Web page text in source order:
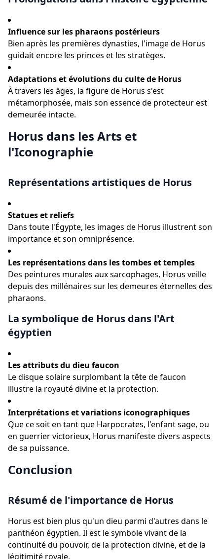
Influence sur les pharaons postérieurs
Bien après les premières dynasties, l'image de Horus
guidait encore les princes et les stratèges.
Adaptations et évolutions du culte de Horus
À travers les âges, la figure de Horus s'est
métamorphosée, mais son essence de protecteur est
demeurée intacte.
Horus dans les Arts et
l'Iconographie
Représentations artistiques de Horus
Statues et reliefs
Dans toute l'Égypte, les images de Horus illustrent son
importance et son omniprésence.
Les représentations dans les tombes et temples
Des peintures murales aux sarcophages, Horus veille
depuis des millénaires sur les demeures éternelles des
pharaons.
La symbolique de Horus dans l'Art
égyptien
Les attributs du dieu faucon
Le disque solaire surplombant la tête de faucon
illustre la royauté divine et la protection.
Interprétations et variations iconographiques
Que ce soit en tant que Harpocrates, l'enfant sage, ou
en guerrier victorieux, Horus manifeste divers aspects
de sa puissance.
Conclusion
Résumé de l'importance de Horus
Horus est bien plus qu'un dieu parmi d'autres dans le
panthéon égyptien. Il est le symbole vivant de la
continuité du pouvoir, de la protection divine, et de la
légitimité royale.